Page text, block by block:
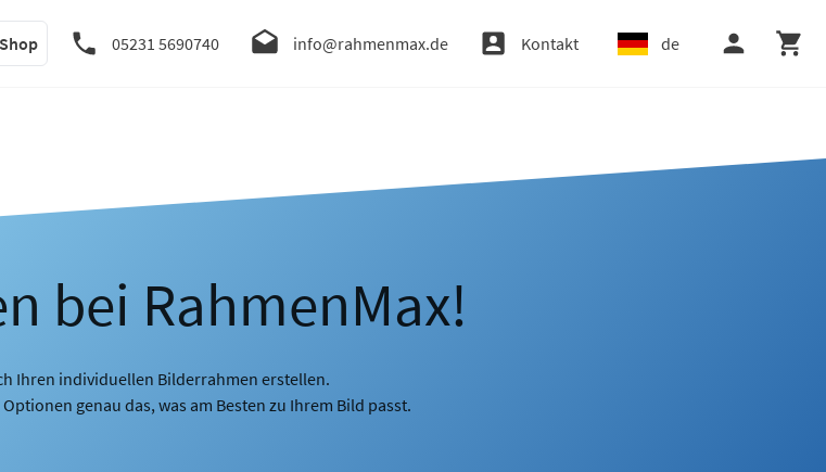
05231 5690740 info@rahmenmax.de Kontakt de
bei RahmenMax!
Ihren individuellen Bilderrahmen erstellen.
genau das, was am Besten zu Ihrem Bild passt.